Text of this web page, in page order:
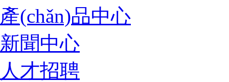
產(chǎn)品中心
新聞中心
人才招聘